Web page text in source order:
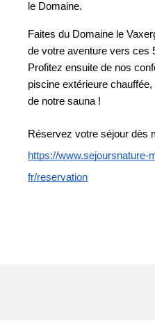
le Domaine.
Faites du Domaine le
de votre aventure vers ces
Profitez ensuite de nos
piscine extérieure
de notre sauna !
https://www.sejoursnature-
fr/reservation